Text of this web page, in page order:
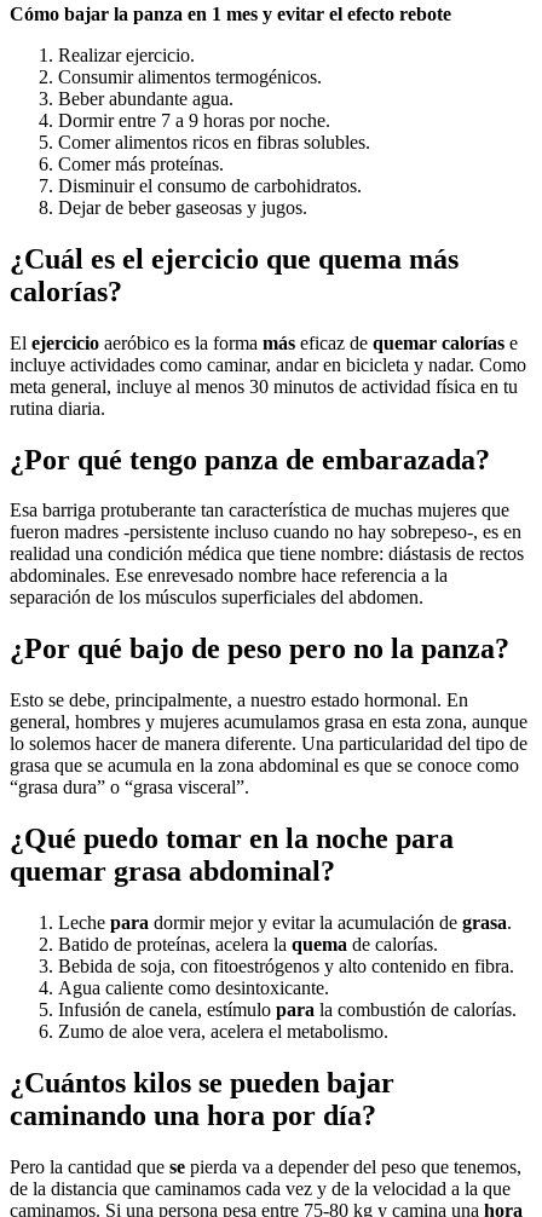
Cómo bajar la panza en 1 mes y evitar el efecto rebote
Realizar ejercicio.
Consumir alimentos termogénicos.
Beber abundante agua.
Dormir entre 7 a 9 horas por noche.
Comer alimentos ricos en fibras solubles.
Comer más proteínas.
Disminuir el consumo de carbohidratos.
Dejar de beber gaseosas y jugos.
¿Cuál es el ejercicio que quema más
calorías?
El ejercicio aeróbico es la forma más eficaz de quemar calorías e
incluye actividades como caminar, andar en bicicleta y nadar. Como
meta general, incluye al menos 30 minutos de actividad física en tu
rutina diaria.
¿Por qué tengo panza de embarazada?
Esa barriga protuberante tan característica de muchas mujeres que
fueron madres -persistente incluso cuando no hay sobrepeso-, es en
realidad una condición médica que tiene nombre: diástasis de rectos
abdominales. Ese enrevesado nombre hace referencia a la
separación de los músculos superficiales del abdomen.
¿Por qué bajo de peso pero no la panza?
Esto se debe, principalmente, a nuestro estado hormonal. En
general, hombres y mujeres acumulamos grasa en esta zona, aunque
lo solemos hacer de manera diferente. Una particularidad del tipo de
grasa que se acumula en la zona abdominal es que se conoce como
“grasa dura” o “grasa visceral”.
¿Qué puedo tomar en la noche para
quemar grasa abdominal?
Leche para dormir mejor y evitar la acumulación de grasa.
Batido de proteínas, acelera la quema de calorías.
Bebida de soja, con fitoestrógenos y alto contenido en fibra.
Agua caliente como desintoxicante.
Infusión de canela, estímulo para la combustión de calorías.
Zumo de aloe vera, acelera el metabolismo.
¿Cuántos kilos se pueden bajar
caminando una hora por día?
Pero la cantidad que se pierda va a depender del peso que tenemos,
de la distancia que caminamos cada vez y de la velocidad a la que
caminamos. Si una persona pesa entre 75-80 kg y camina una hora